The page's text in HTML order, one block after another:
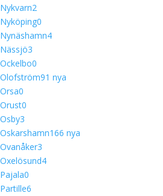
Nykvarn2
Nyköping0
Nynäshamn4
Nässjö3
Ockelbo0
Olofström91 nya
Orsa0
Orust0
Osby3
Oskarshamn166 nya
Ovanåker3
Oxelösund4
Pajala0
Partille6